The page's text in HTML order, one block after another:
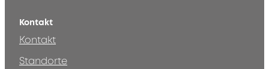
Kontakt
Kontakt
Standorte